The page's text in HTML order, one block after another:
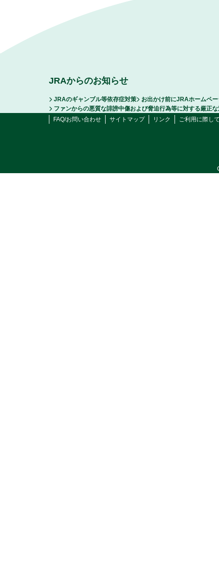
JRAからのお知らせ
JRAのギャンブル等依存症対策
お出かけ前にJRAホームペ
ファンからの悪質な誹謗中傷および脅迫行為等に対する厳正
FAQ/お問い合わせ
サイトマップ リンク ご利用に際し